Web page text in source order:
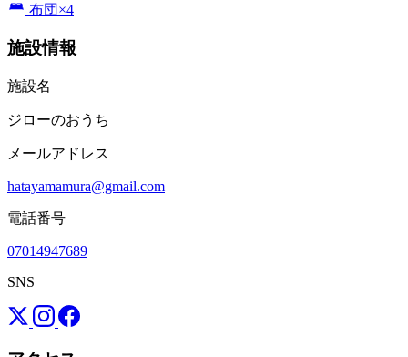
布団×4
施設情報
施設名
ジローのおうち
メールアドレス
hatayamamura@gmail.com
電話番号
07014947689
SNS